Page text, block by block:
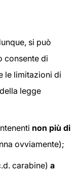
si può
consente di
le limitazioni di
legge
non più di
ovviamente);
carabine) a